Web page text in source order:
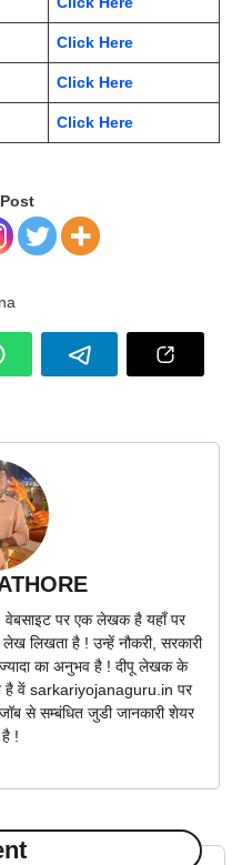
Click Here
Click Here
Click Here
वेबसाइट पर एक लेखक है यहाँ पर
लिखता है ! उन्हें नौकरी, सरकारी
का अनुभव है ! दीपू लेखक के
है वें sarkariyojanaguru.in पर
से सम्बंधित जुडी जानकारी शेयर
!